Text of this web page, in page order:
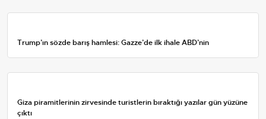
Trump’ın sözde barış hamlesi: Gazze’de ilk ihale ABD’nin
Giza piramitlerinin zirvesinde turistlerin bıraktığı yazılar gün yüzüne
çıktı